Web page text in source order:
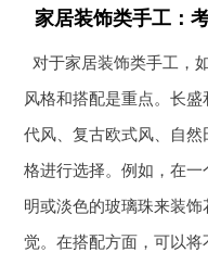
家居装饰类手工：
对于家居装饰类手工，
风格和搭配是重点。长
代风、复古欧式风、自
格进行选择。例如，在
明或淡色的玻璃珠来装
觉。在搭配方面，可以